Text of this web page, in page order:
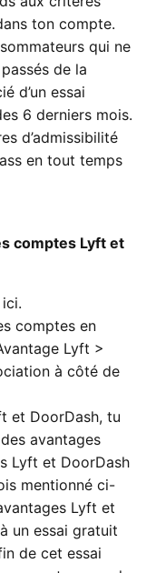
ton compte.
qui ne
de la
d’un essai
6 derniers mois.
d’admissibilité
en tout temps
comptes Lyft et
comptes en
Lyft >
à côté de
et DoorDash, tu
avantages
Lyft et DoorDash
mentionné ci-
Lyft et
un essai gratuit
de cet essai